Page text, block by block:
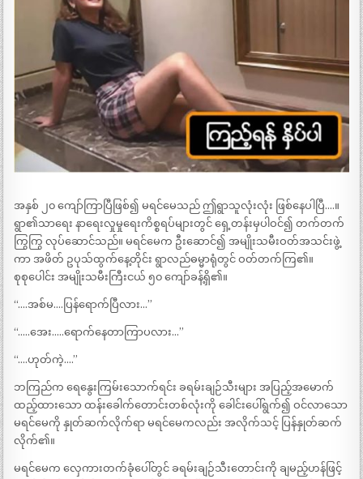
အနှစ် ၂၀ ကျော်ကြာပြီဖြစ်၍ မရင်မေသည် ဤရွာသူလုံးလုံး ဖြစ်နေပါပြီ….။
ရွာ၏သာရေး နာရေးလှုမှုရေးကိစ္စရပ်များတွင် ရှေ့တန်းမှပါဝင်၍ တက်တက်
ကြွကြွ လုပ်ဆောင်သည်။ မရင်မေက ဦးဆောင်၍ အမျိုးသမီးဝတ်အသင်းဖွဲ့
ကာ အဖိတ် ဥပုသ်ထွက်နေ့တိုင်း ရွာလည်ဓမ္မာရုံတွင် ဝတ်တက်ကြ၏။
စုစုပေါင်း အမျိုးသမီးကြီးငယ် ၅၀ ကျော်ခန့်ရှိ၏။
“….အစ်မ….ပြန်ရောက်ပြီလား…”
“…..အေး…..ရောက်နေတာကြာပလား…”
“….ဟုတ်ကဲ့….”
ဘကြည်က ရေနွေးကြမ်းသောက်ရင်း ခရမ်းချဉ်သီးများ အပြည့်အမောက်
ထည့်ထားသော ထန်းခေါက်တောင်းတစ်လုံးကို ခေါင်းပေါ်ရွက်၍ ဝင်လာသော
မရင်မေကို နှုတ်ဆက်လိုက်ရာ မရင်မေကလည်း အလိုက်သင့် ပြန်နှုတ်ဆက်
လိုက်၏။
မရင်မေက လှေကားတက်ခုံပေါ်တွင် ခရမ်းချဉ်သီးတောင်းကို ချမည့်ဟန်ဖြင့်